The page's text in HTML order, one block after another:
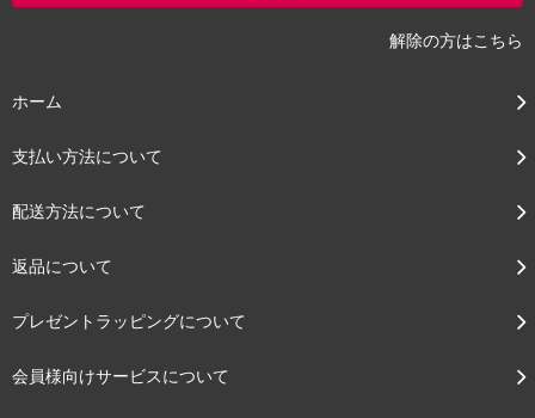
解除の方はこちら
ホーム
支払い方法について
配送方法について
返品について
プレゼントラッピングについて
会員様向けサービスについて